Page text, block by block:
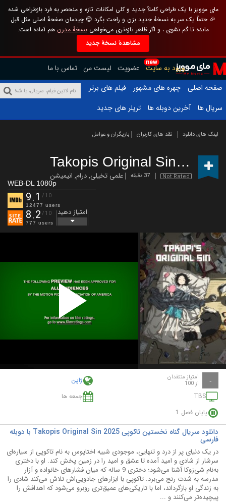
مای موویز با یک طراحی کاملاً جدید و کلی امکانات تازه و منحصر به فرد بازطراحی شده
🎉 حتماً یک سر به نسخهٔ جدید بزن و راحت بگرد 😊 چیدمان صفحهٔ اصلی مثل قبل
مانده تا گم نشوی ، و اگر ظاهر تازه‌تری می‌خواهینسخهٔ مدرن هم آماده است.
مشاهدهٔ نسخهٔ جدید
new
ورود به سایت عضویت لیست من تماس با ما
صفحه اصلی
چهره های مشهور
فیلم های برتر
سریال ها
آخرین دوبله ها تریلر های جدید
لینک های دانلود نقد های کاربران بازیگران و عوامل
Takopis Original Sin(2025 –
Not Rated 37 دقیقه علمی تخیلی,درام, انیمیشن
WEB-DL 1080p
9.1 /10
12477 users
8.2 /10
777 users
امتیاز دهید
Play
Video
- امتیاز منتقدان
از 100
ژاپن
TBS
جمعه ها
پایان فصل 1
دانلود سریال گناه نخستین تاکوپی Takopis Original Sin 2025 با دوبله
فارسی
در یک دنیای پر از درد و تنهایی، موجودی شبیه اختاپوس به نام تاکوپی از سیاره‌ای
سرشار از شادی و امید آمده تا عشق و امید را در زمین پخش کند. او با دختری
به‌نام شی‌زوکا آشنا می‌شود؛ دختری 9 ساله که میان فشارهای خانواده و آزار
مدرسه به شدت رنج می‌برد. تاکوپی با ابزارهای جادویی‌اش تلاش می‌کند شادی را
به زندگی او بازگرداند، اما با تاریکی‌های عمیق‌تری روبرو می‌شود که اهدافش را
پیچیده‌تر می‌کنند و ...